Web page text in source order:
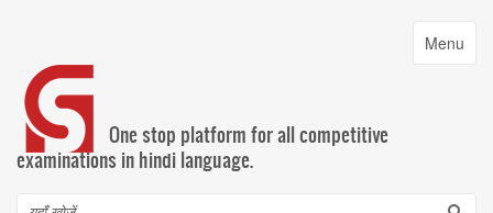
content
Toggle
Menu
One stop platform for all competitive
examinations in hindi language.